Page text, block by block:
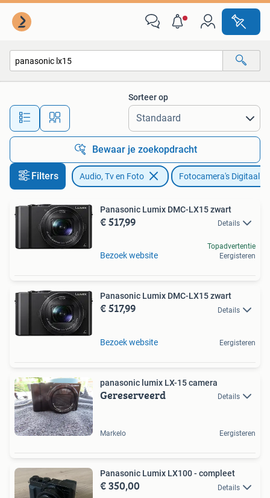
Alle afstanden…
Sorteer op
Bewaar je zoekopdracht
Filters Audio, Tv en Foto Fotocamera's Digitaal
Panasonic Lumix DMC-LX15 zwart
€ 517,99 Details
Bezoek website
Topadvertentie
Eergisteren
Panasonic Lumix DMC-LX15 zwart
€ 517,99 Details
Bezoek website Eergisteren
panasonic lumix LX-15 camera
Gereserveerd Details
Markelo Eergisteren
Panasonic Lumix LX100 - compleet
€ 350,00 Details